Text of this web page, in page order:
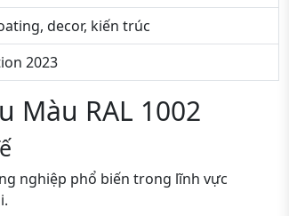
decor, kiến trúc
2023
Màu RAL 1002
nghiệp phổ biến trong lĩnh vực